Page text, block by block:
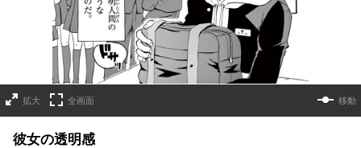
拡大 全画面 移動
彼女の透明感